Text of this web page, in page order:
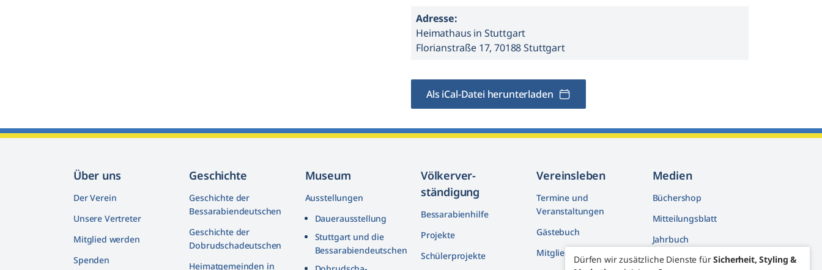
Adresse:
Heimathaus in Stuttgart
Florianstraße 17, 70188 Stuttgart
Als iCal-Datei herunterladen
Über uns
Der Verein
Unsere Vertreter
Mitglied werden
Spenden
Geschichte
Geschichte der
Bessarabiendeutschen
Geschichte der
Dobrudschadeutschen
Heimatgemeinden in
Museum
Ausstellungen
Dauerausstellung
Stuttgart und die
Bessarabiendeutschen
Völkerver­
ständigung
Bessarabienhilfe
Projekte
Schülerprojekte
Vereinsleben
Termine und
Veranstaltungen
Gästebuch
Mitglieder machen mit
Medien
Büchershop
Mitteilungsblatt
Jahrbuch
Artikelarchiv
Dürfen wir zusätzliche Dienste fürSicherheit, Styling &